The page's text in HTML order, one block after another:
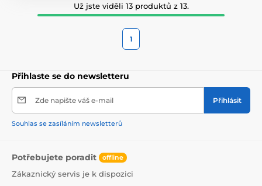
Už jste viděli 13 produktů z 13.
1
Přihlaste se do newsletteru
Zde napište váš e-mail Přihlásit
Souhlas se zasíláním newsletterů
Potřebujete poradit offline
Zákaznický servis je k dispozici